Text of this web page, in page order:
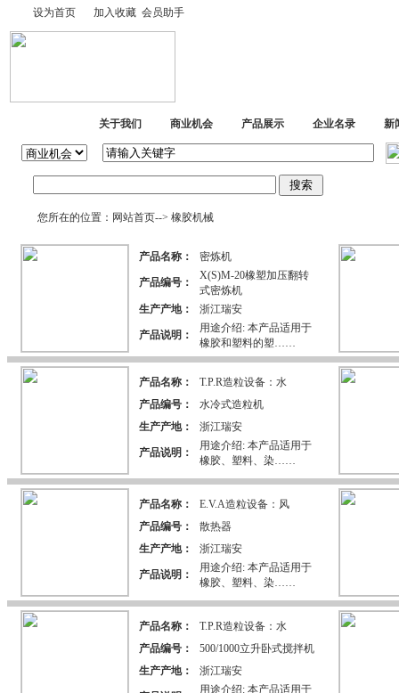
设为首页 加入收藏 会员助手
关于我们 商业机会 产品展示 企业名录 新
您所在的位置： 网站首页--> 橡胶机械
产品名称： 密炼机
产品编号：
X(S)M-20橡塑加压翻转
式密炼机
生产产地：
浙江瑞安
产品说明：
用途介绍: 本产品适用于
橡胶和塑料的塑……
产品名称：
T.P.R造粒设备：水
产品编号：
水冷式造粒机
生产产地：
浙江瑞安
产品说明：
用途介绍: 本产品适用于
橡胶、塑料、染……
产品名称：
E.V.A造粒设备：风
产品编号：
散热器
生产产地：
浙江瑞安
产品说明：
用途介绍: 本产品适用于
橡胶、塑料、染……
产品名称：
T.P.R造粒设备：水
产品编号：
500/1000立升卧式搅拌机
生产产地：
浙江瑞安
用途介绍: 本产品适用于